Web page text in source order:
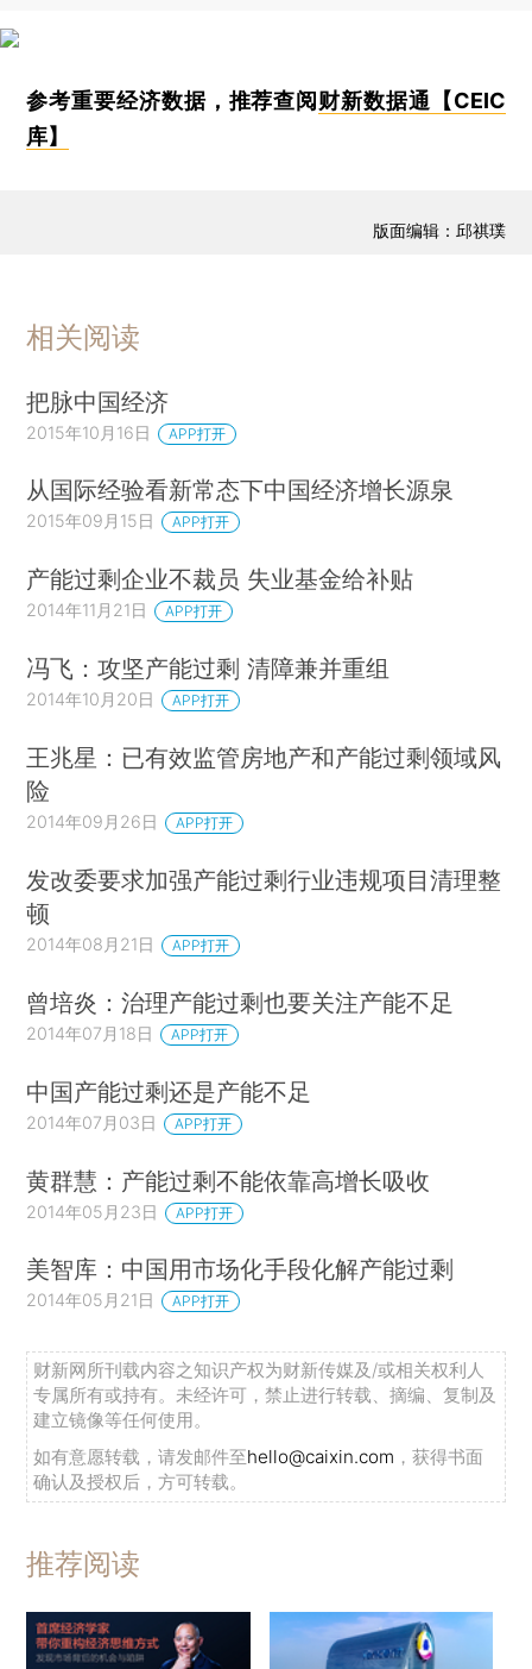
参考重要经济数据，推荐查阅 财新数据通【CEIC
库】
版面编辑：邱祺璞
相关阅读
把脉中国经济
2015年10月16日 APP打开
从国际经验看新常态下中国经济增长源泉
2015年09月15日 APP打开
产能过剩企业不裁员 失业基金给补贴
2014年11月21日 APP打开
冯飞：攻坚产能过剩 清障兼并重组
2014年10月20日 APP打开
王兆星：已有效监管房地产和产能过剩领域风
险
2014年09月26日 APP打开
发改委要求加强产能过剩行业违规项目清理整
顿
2014年08月21日 APP打开
曾培炎：治理产能过剩也要关注产能不足
2014年07月18日 APP打开
中国产能过剩还是产能不足
2014年07月03日 APP打开
黄群慧：产能过剩不能依靠高增长吸收
2014年05月23日 APP打开
美智库：中国用市场化手段化解产能过剩
2014年05月21日 APP打开
财新网所刊载内容之知识产权为财新传媒及/或相关权利人
专属所有或持有。未经许可，禁止进行转载、摘编、复制及
建立镜像等任何使用。
如有意愿转载，请发邮件至hello@caixin.com ，获得书面
确认及授权后，方可转载。
推荐阅读